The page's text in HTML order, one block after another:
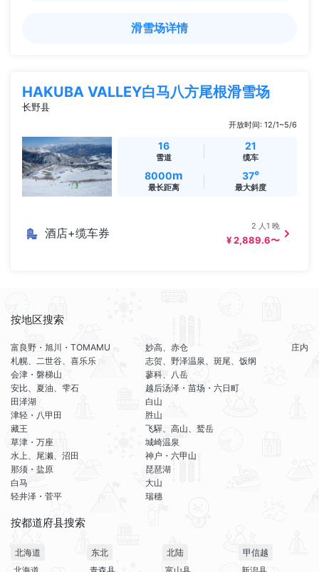
滑雪场详情
HAKUBA VALLEY白马八方尾根滑雪场
长野县
开放时间: 12/1~5/6
16
雪道
21
缆车
8000m
最长距离
37°
最大斜度
酒店+缆车券
2 人1 晚
¥ 2,889.6〜
按地区搜索
富良野・旭川・TOMAMU
札幌、二世谷、喜乐乐
会津・磐梯山
安比、夏油、雫石
田泽湖
津轻・八甲田
藏王
草津・万座
水上、尾濑、沼田
那须・盐原
白马
轻井泽・菅平
妙高、赤仓
志贺、野泽温泉、斑尾、饭纲
蓼科、八岳
越后汤泽・苗场・六日町
白山
胜山
飞驒、高山、鹫岳
城崎温泉
神户・六甲山
琵琶湖
大山
瑞穗
庄内
按都道府县搜索
北海道
东北
北陆
甲信越